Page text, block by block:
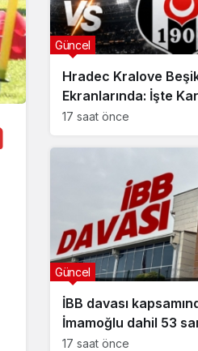
Hradec Kralove
Ekranlarında: İşte
Detayları
17 saat önce
Güncel
İBB davası
İmamoğlu dahil 53
tutukluluğuna devam
17 saat önce
Güncel